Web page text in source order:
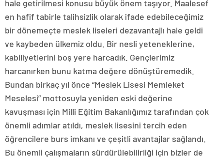
hale getirilmesi konusu büyük önem taşıyor. Maalesef
en hafif tabirle talihsizlik olarak ifade edebileceğimiz
bir dönemeçte meslek liseleri dezavantajlı hale geldi
ve kaybeden ülkemiz oldu. Bir nesli yeteneklerine,
kabiliyetlerini boş yere harcadık. Gençlerimiz
harcanırken bunu katma değere dönüştüremedik.
Bundan birkaç yıl önce “Meslek Lisesi Memleket
Meselesi” mottosuyla yeniden eski değerine
kavuşması için Milli Eğitim Bakanlığımız tarafından çok
önemli adımlar atıldı, meslek lisesini tercih eden
öğrencilere burs imkanı ve çeşitli avantajlar sağlandı.
Bu önemli çalışmaların sürdürülebilirliği için bizler de